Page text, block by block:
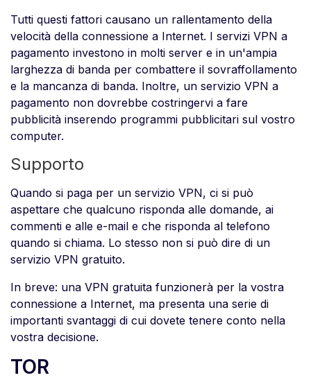
Tutti questi fattori causano un rallentamento della
velocità della connessione a Internet. I servizi VPN a
pagamento investono in molti server e in un'ampia
larghezza di banda per combattere il sovraffollamento
e la mancanza di banda. Inoltre, un servizio VPN a
pagamento non dovrebbe costringervi a fare
pubblicità inserendo programmi pubblicitari sul vostro
computer.
Supporto
Quando si paga per un servizio VPN, ci si può
aspettare che qualcuno risponda alle domande, ai
commenti e alle e-mail e che risponda al telefono
quando si chiama. Lo stesso non si può dire di un
servizio VPN gratuito.
In breve: una VPN gratuita funzionerà per la vostra
connessione a Internet, ma presenta una serie di
importanti svantaggi di cui dovete tenere conto nella
vostra decisione.
TOR